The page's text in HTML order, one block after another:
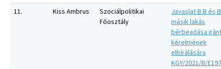
11.
Kiss Ambrus
Szociálpolitikai
Főosztály
Javaslat B.B és
másik lakás
bérbeadása
kérelmének
elbírálására
KGY/2021/B/E197